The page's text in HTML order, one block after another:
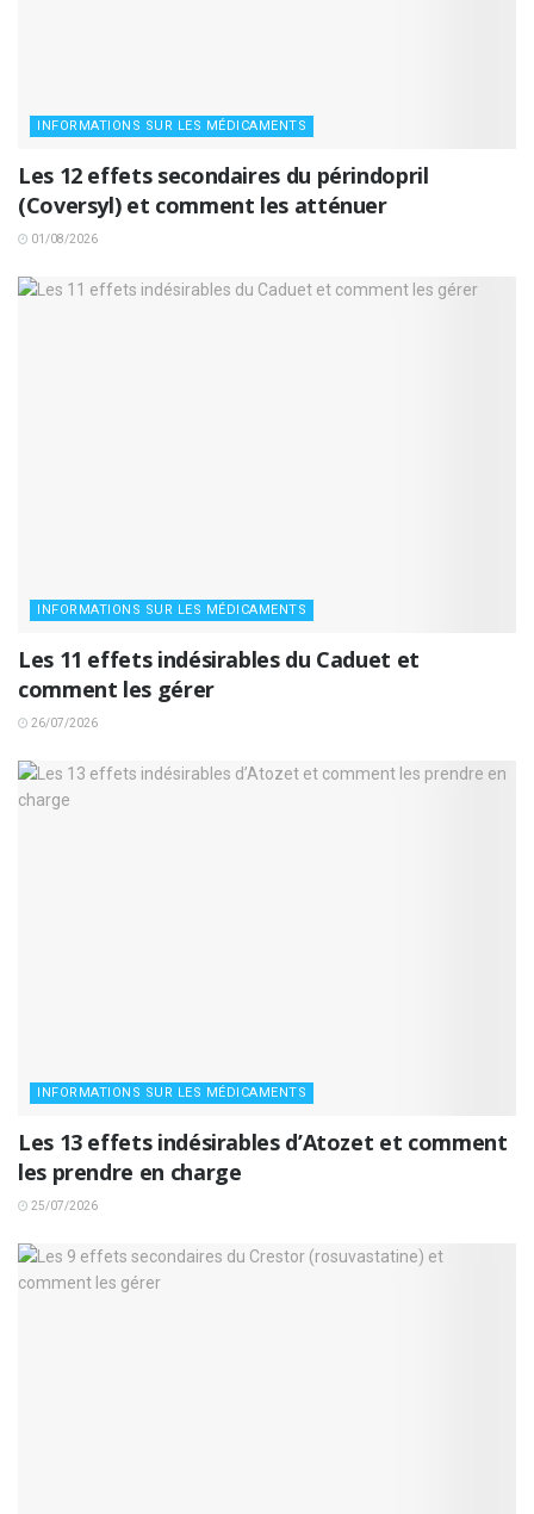
INFORMATIONS SUR LES MÉDICAMENTS
Les 12 effets secondaires du périndopril
(Coversyl) et comment les atténuer
01/08/2026
INFORMATIONS SUR LES MÉDICAMENTS
Les 11 effets indésirables du Caduet et
comment les gérer
26/07/2026
INFORMATIONS SUR LES MÉDICAMENTS
Les 13 effets indésirables d’Atozet et comment
les prendre en charge
25/07/2026